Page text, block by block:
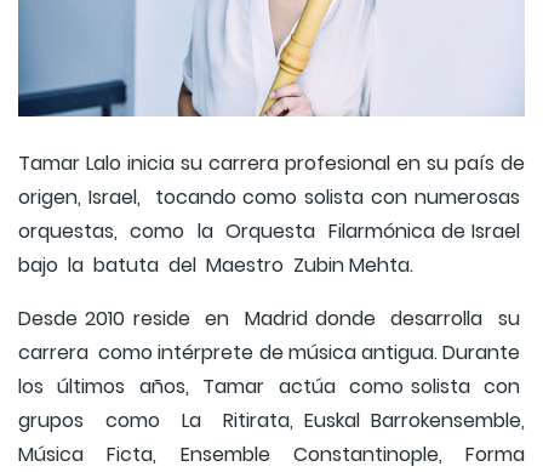
Tamar Lalo inicia su carrera profesional en su país de
origen, Israel, tocando como solista con numerosas
orquestas, como la Orquesta Filarmónica de Israel
bajo la batuta del Maestro Zubin Mehta.
Desde 2010 reside en Madrid donde desarrolla su
carrera como intérprete de música antigua. Durante
los últimos años, Tamar actúa como solista con
grupos como La Ritirata, Euskal Barrokensemble,
Música Ficta, Ensemble Constantinople, Forma